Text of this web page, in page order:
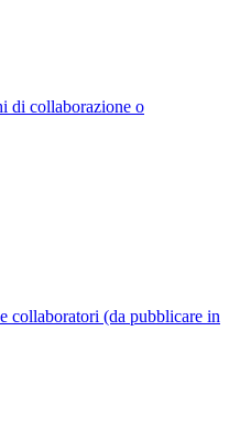
di collaborazione o
collaboratori (da pubblicare in